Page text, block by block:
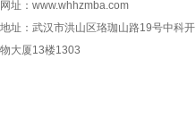
网址：www.whhzmba.com
地址：武汉市洪山区珞珈山路19号中科开
物大厦13楼1303